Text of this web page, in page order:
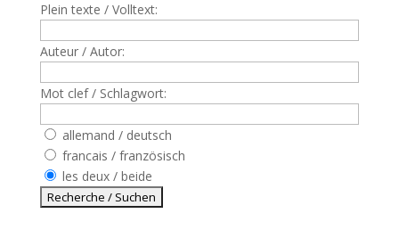
Plein texte / Volltext:
Auteur / Autor:
Mot clef / Schlagwort:
allemand / deutsch
francais / französisch
les deux / beide